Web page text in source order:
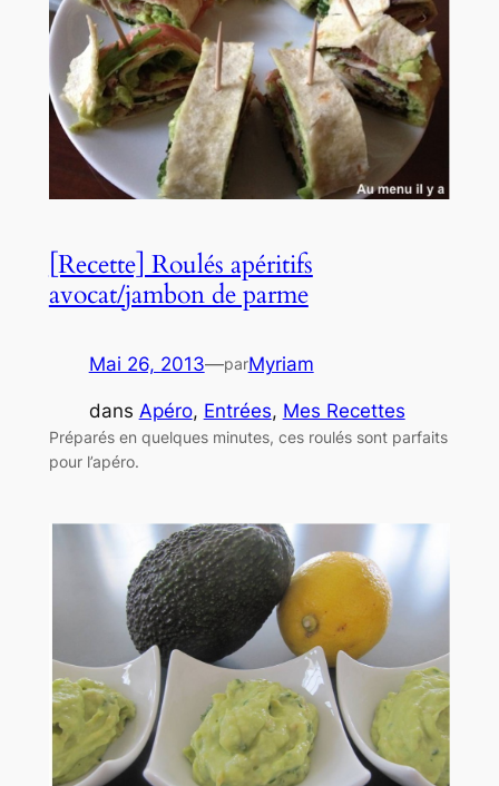
[Recette] Roulés apéritifs
avocat/jambon de parme
Mai 26, 2013—parMyriam
dans Apéro, Entrées, Mes Recettes
Préparés en quelques minutes, ces roulés sont parfaits
pour l’apéro.